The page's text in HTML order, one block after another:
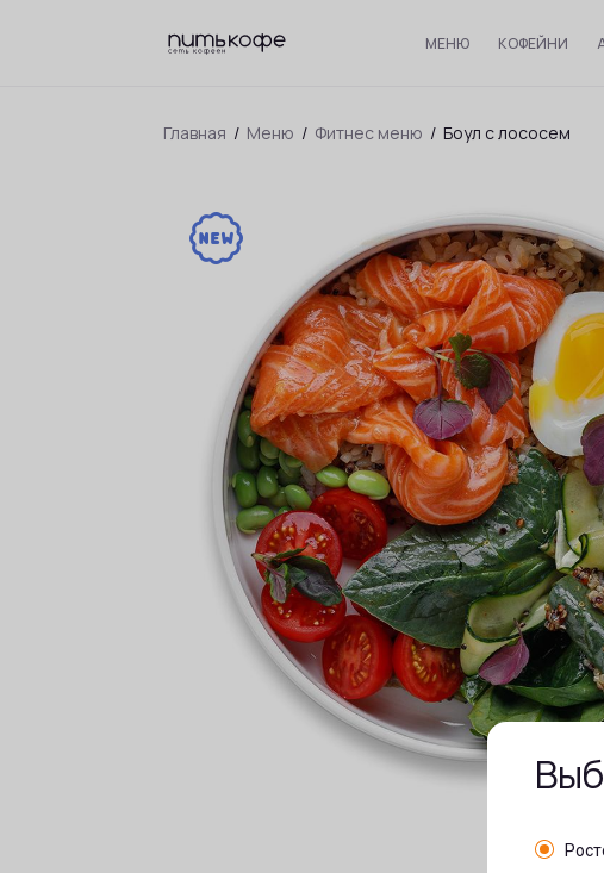
МЕНЮ КОФЕЙНИ
Главная / Меню / Фитнес меню / Боул с лососем